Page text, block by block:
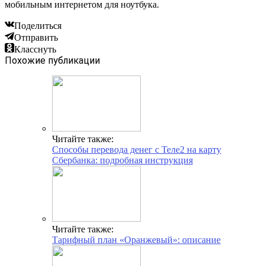
мобильным интернетом для ноутбука.
Поделиться
Отправить
Класснуть
Похожие публикации
Читайте также:
Способы перевода денег с Теле2 на карту
Сбербанка: подробная инструкция
Читайте также:
Тарифный план «Оранжевый»: описание